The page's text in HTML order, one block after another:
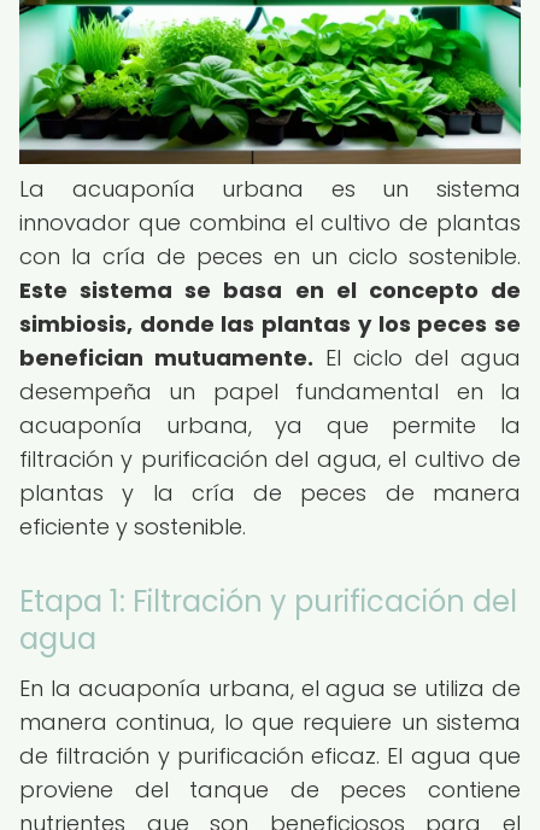
La acuaponía urbana es un sistema
innovador que combina el cultivo de plantas
con la cría de peces en un ciclo sostenible.
Este sistema se basa en el concepto de
simbiosis, donde las plantas y los peces se
benefician mutuamente. El ciclo del agua
desempeña un papel fundamental en la
acuaponía urbana, ya que permite la
filtración y purificación del agua, el cultivo de
plantas y la cría de peces de manera
eficiente y sostenible.
Etapa 1: Filtración y purificación del
agua
En la acuaponía urbana, el agua se utiliza de
manera continua, lo que requiere un sistema
de filtración y purificación eficaz. El agua que
proviene del tanque de peces contiene
nutrientes que son beneficiosos para el